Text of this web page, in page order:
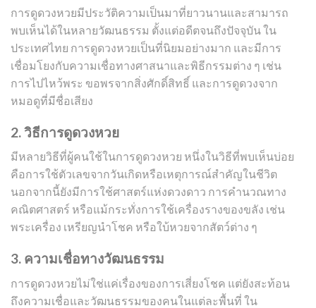
การดูดวงหวยมีประวัติความเป็นมาที่ยาวนานและสามารถ
พบเห็นได้ในหลายวัฒนธรรม ตั้งแต่อดีตจนถึงปัจจุบัน ใน
ประเทศไทย การดูดวงหวยเป็นที่นิยมอย่างมาก และมีการ
เชื่อมโยงกับความเชื่อทางศาสนาและพิธีกรรมต่าง ๆ เช่น
การไปไหว้พระ ขอพรจากสิ่งศักดิ์สิทธิ์ และการดูดวงจาก
หมอดูที่มีชื่อเสียง
2. วิธีการดูดวงหวย
มีหลายวิธีที่ผู้คนใช้ในการดูดวงหวย หนึ่งในวิธีที่พบเห็นบ่อย
คือการใช้ตัวเลขจากวันเกิดหรือเหตุการณ์สำคัญในชีวิต
นอกจากนี้ยังมีการใช้ศาสตร์แห่งดวงดาว การคำนวณทาง
คณิตศาสตร์ หรือแม้กระทั่งการใช้เครื่องรางของขลัง เช่น
พระเครื่อง เหรียญนำโชค หรือใบ้หวยจากสัตว์ต่าง ๆ
3. ความเชื่อทางวัฒนธรรม
การดูดวงหวยไม่ใช่แค่เรื่องของการเสี่ยงโชค แต่ยังสะท้อน
ถึงความเชื่อและวัฒนธรรมของคนในแต่ละพื้นที่ ใน